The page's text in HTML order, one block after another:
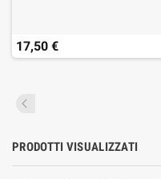
17,50 €
PRODOTTI VISUALIZZATI